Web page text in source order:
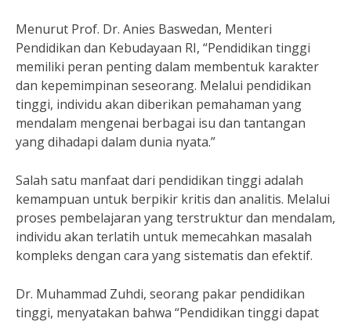
Menurut Prof. Dr. Anies Baswedan, Menteri
Pendidikan dan Kebudayaan RI, “Pendidikan tinggi
memiliki peran penting dalam membentuk karakter
dan kepemimpinan seseorang. Melalui pendidikan
tinggi, individu akan diberikan pemahaman yang
mendalam mengenai berbagai isu dan tantangan
yang dihadapi dalam dunia nyata.”
Salah satu manfaat dari pendidikan tinggi adalah
kemampuan untuk berpikir kritis dan analitis. Melalui
proses pembelajaran yang terstruktur dan mendalam,
individu akan terlatih untuk memecahkan masalah
kompleks dengan cara yang sistematis dan efektif.
Dr. Muhammad Zuhdi, seorang pakar pendidikan
tinggi, menyatakan bahwa “Pendidikan tinggi dapat